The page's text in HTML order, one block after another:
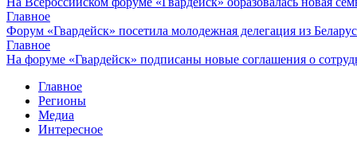
Главное
Форум «Гвардейск» посетила молодежная делегация из
Главное
На форуме «Гвардейск» подписаны новые соглашения о
Главное
Регионы
Медиа
Интересное